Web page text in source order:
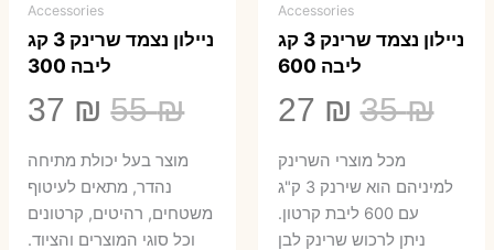
Accessories
ניילון נצמד שרינק 3 קג
ליבה 600
35₪
המחיר
המקורי
היה:
35 ₪.
27 ₪
הנוכחי
הוא:
מכל מוצרי השרינק
למיניהם הוא שירנק 3 ק"ג
עם 600 ליבת קרטון.
ניתן לרכוש שרינק לבן
Accessories
ניילון נצמד שרינק 3 קג
ליבה 300
55₪
המחיר
המקורי
היה:
55 ₪.
37 ₪
₪.
מוצר בעל יכולת מתיחה
נהדר, מתאים לעיטוף
משטחים, רהיטים, קרטונים
וכל סוגי המוצרים והציוד.